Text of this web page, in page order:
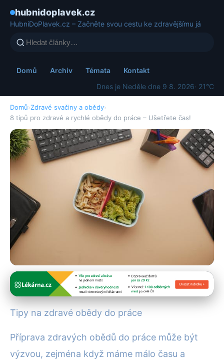
hubnidoplavek.cz
HubniDoPlavek.cz – Začněte svou cestu ke zdravějšímu já
Domů Archiv Témata
Kontakt
Dnes je Neděle dne 9 8. 2026· 21°C
Domů›Zdravé svačiny a obědy›
8 tipů pro zdravé a rychlé obědy do práce – Ušetřete čas!
Zdravé svačiny a obědy
8 tipů pro zdravé a rychlé
1. 1. 2026 · 4 min čtení · Autor: Alena Králová
Tipy na zdravé obědy do práce
Příprava zdravých obědů do práce může být
výzvou, zejména když máme málo času a